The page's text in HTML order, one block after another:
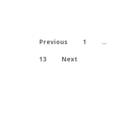
Previous 1 …
13
Next